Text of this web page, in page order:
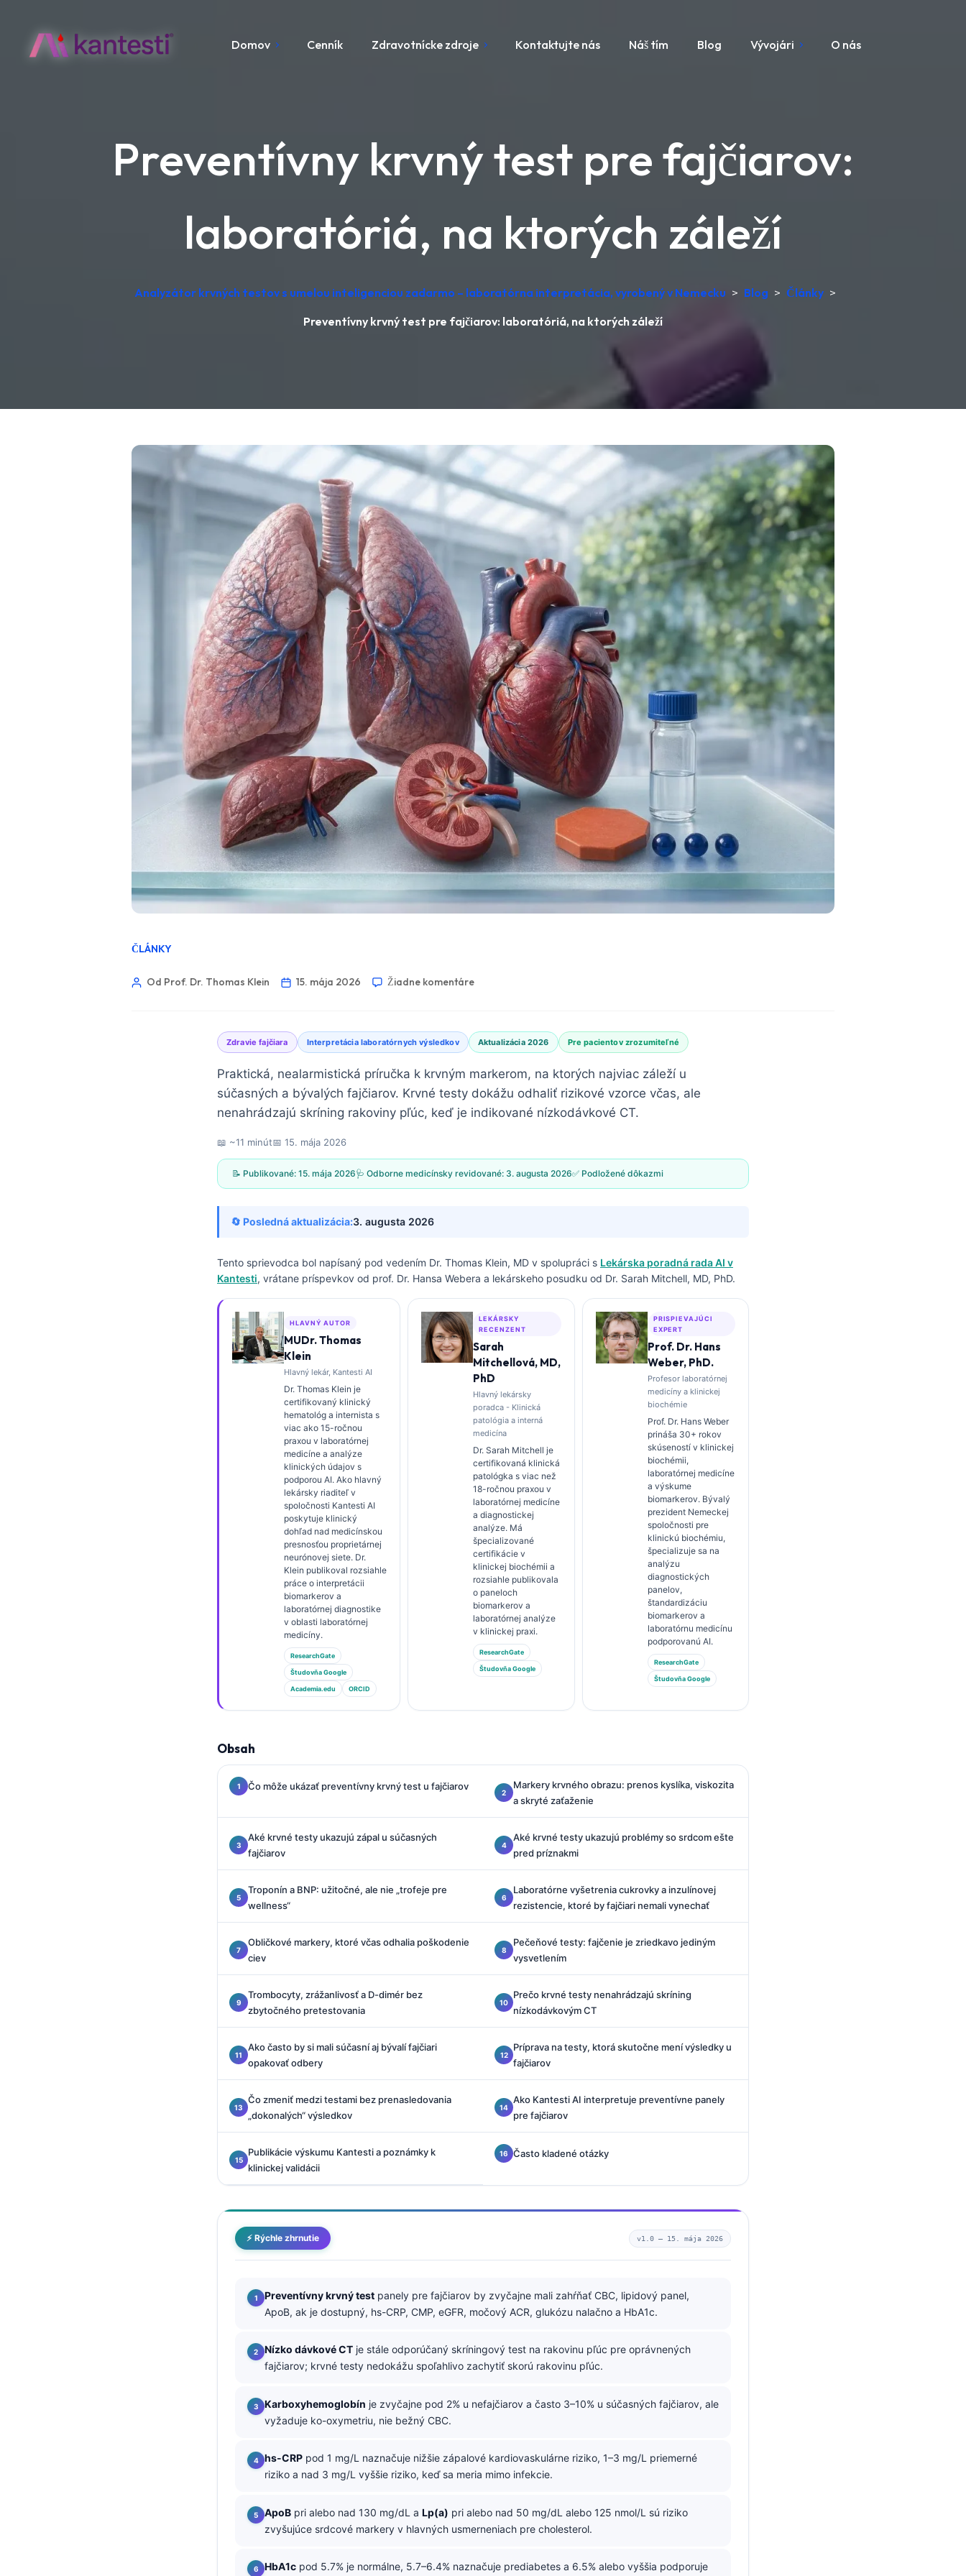
Domov Cenník Zdravotnícke zdroje Kontaktujte nás Náš tím Blog Vývojári O nás
Preventívny krvný test pre fajčiarov:
laboratóriá, na ktorých záleží
Analyzátor krvných testov s umelou inteligenciou zadarmo – laboratórna interpretácia, vyrobený v Nemecku > Blog > Články >
Preventívny krvný test pre fajčiarov: laboratóriá, na ktorých záleží
ČLÁNKY
Od Prof. Dr. Thomas Klein 15. mája 2026 Žiadne komentáre
Zdravie fajčiara Interpretácia laboratórnych výsledkov Aktualizácia 2026 Pre pacientov zrozumiteľné
Praktická, nealarmistická príručka k krvným markerom, na ktorých najviac záleží u
súčasných a bývalých fajčiarov. Krvné testy dokážu odhaliť rizikové vzorce včas, ale
nenahrádzajú skríning rakoviny pľúc, keď je indikované nízkodávkové CT.
📖 ~11 minút📅 15. mája 2026
📝 Publikované: 15. mája 2026🩺 Odborne medicínsky revidované: 3. augusta 2026✅ Podložené dôkazmi
🔄 Posledná aktualizácia:3. augusta 2026
Tento sprievodca bol napísaný pod vedením Dr. Thomas Klein, MD v spolupráci s Lekárska poradná rada AI v
Kantesti, vrátane príspevkov od prof. Dr. Hansa Webera a lekárskeho posudku od Dr. Sarah Mitchell, MD, PhD.
HLAVNÝ AUTOR
MUDr. Thomas
Klein
Hlavný lekár, Kantesti AI
Dr. Thomas Klein je
certifikovaný klinický
hematológ a internista s
viac ako 15-ročnou
praxou v laboratórnej
medicíne a analýze
klinických údajov s
podporou AI. Ako hlavný
lekársky riaditeľ v
spoločnosti Kantesti AI
poskytuje klinický
dohľad nad medicínskou
presnosťou proprietárnej
neurónovej siete. Dr.
Klein publikoval rozsiahle
práce o interpretácii
biomarkerov a
laboratórnej diagnostike
v oblasti laboratórnej
medicíny.
ResearchGate
Študovňa Google
Academia.edu ORCID
LEKÁRSKY
RECENZENT
Sarah
Mitchellová, MD,
PhD
Hlavný lekársky
poradca - Klinická
patológia a interná
medicína
Dr. Sarah Mitchell je
certifikovaná klinická
patológka s viac než
18-ročnou praxou v
laboratórnej medicíne
a diagnostickej
analýze. Má
špecializované
certifikácie v
klinickej biochémii a
rozsiahle publikovala
o paneloch
biomarkerov a
laboratórnej analýze
v klinickej praxi.
ResearchGate
Študovňa Google
PRISPIEVAJÚCI
EXPERT
Prof. Dr. Hans
Weber, PhD.
Profesor laboratórnej
medicíny a klinickej
biochémie
Prof. Dr. Hans Weber
prináša 30+ rokov
skúseností v klinickej
biochémii,
laboratórnej medicíne
a výskume
biomarkerov. Bývalý
prezident Nemeckej
spoločnosti pre
klinickú biochémiu,
špecializuje sa na
analýzu
diagnostických
panelov,
štandardizáciu
biomarkerov a
laboratórnu medicínu
podporovanú AI.
ResearchGate
Študovňa Google
Obsah
Čo môže ukázať preventívny krvný test u fajčiarov
Markery krvného obrazu: prenos kyslíka, viskozita
a skryté zaťaženie
Aké krvné testy ukazujú zápal u súčasných
fajčiarov
Aké krvné testy ukazujú problémy so srdcom ešte
pred príznakmi
Troponín a BNP: užitočné, ale nie „trofeje pre
wellness“
Laboratórne vyšetrenia cukrovky a inzulínovej
rezistencie, ktoré by fajčiari nemali vynechať
Obličkové markery, ktoré včas odhalia poškodenie
ciev
Pečeňové testy: fajčenie je zriedkavo jediným
vysvetlením
Trombocyty, zrážanlivosť a D-dimér bez
zbytočného pretestovania
Prečo krvné testy nenahrádzajú skríning
nízkodávkovým CT
Ako často by si mali súčasní aj bývalí fajčiari
opakovať odbery
Príprava na testy, ktorá skutočne mení výsledky u
fajčiarov
Čo zmeniť medzi testami bez prenasledovania
„dokonalých“ výsledkov
Ako Kantesti AI interpretuje preventívne panely
pre fajčiarov
Publikácie výskumu Kantesti a poznámky k
klinickej validácii
Často kladené otázky
⚡ Rýchle zhrnutie v1.0 — 15. mája 2026
Preventívny krvný test panely pre fajčiarov by zvyčajne mali zahŕňať CBC, lipidový panel,
ApoB, ak je dostupný, hs-CRP, CMP, eGFR, močový ACR, glukózu nalačno a HbA1c.
Nízko dávkové CT je stále odporúčaný skríningový test na rakovinu pľúc pre oprávnených
fajčiarov; krvné testy nedokážu spoľahlivo zachytiť skorú rakovinu pľúc.
Karboxyhemoglobín je zvyčajne pod 2% u nefajčiarov a často 3–10% u súčasných fajčiarov, ale
vyžaduje ko-oxymetriu, nie bežný CBC.
hs-CRP pod 1 mg/L naznačuje nižšie zápalové kardiovaskulárne riziko, 1–3 mg/L priemerné
riziko a nad 3 mg/L vyššie riziko, keď sa meria mimo infekcie.
ApoB pri alebo nad 130 mg/dL a Lp(a) pri alebo nad 50 mg/dL alebo 125 nmol/L sú riziko
zvyšujúce srdcové markery v hlavných usmerneniach pre cholesterol.
HbA1c pod 5.7% je normálne, 5.7–6.4% naznačuje prediabetes a 6.5% alebo vyššia podporuje